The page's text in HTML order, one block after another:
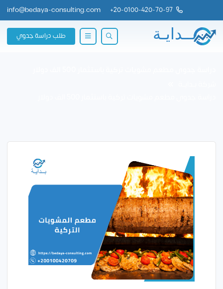
20-0100-420-70-97
+
info@bedaya-consulting.com
طلب دراسة جدوي